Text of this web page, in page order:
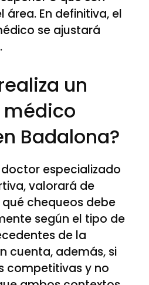
área. En definitiva, el
se ajustará
un
Badalona?
especializado
valorará de
chequeos debe
según el tipo de
de la
cuenta, además, si
competitivas y no